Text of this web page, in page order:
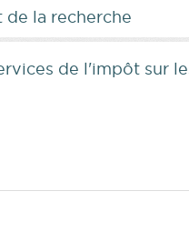
de la recherche
de l'impôt sur